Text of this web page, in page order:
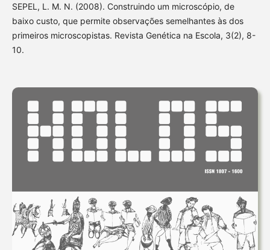
SEPEL, L. M. N. (2008). Construindo um microscópio, de
baixo custo, que permite observações semelhantes às dos
primeiros microscopistas. Revista Genética na Escola, 3(2), 8-
10.